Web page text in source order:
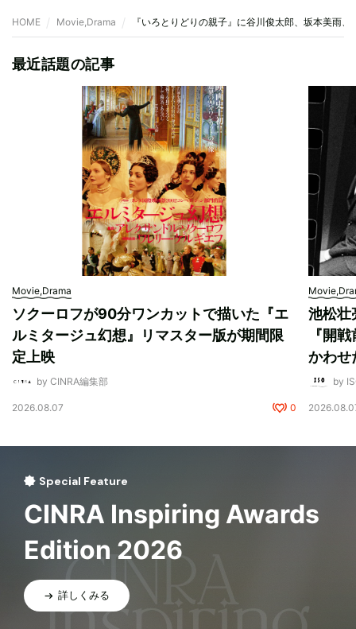
HOME Movie,Drama 『いろとりどりの親子』に谷川俊太郎、坂本美雨
最近話題の記事
Movie,Drama
ソクーロフが90分ワンカットで描いた『エ
ルミタージュ幻想』リマスター版が期間限
定上映
by CINRA編集部
2026.08.07 0
池松壮
『開
かわせ
by
Special Feature
CINRA Inspiring Awards
Edition 2026
詳しくみる